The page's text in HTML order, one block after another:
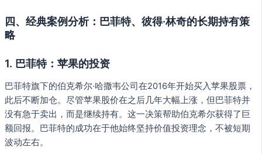
四、经典案例分析：巴菲特、彼得·林奇的长期持有策
略
1. 巴菲特：苹果的投资
巴菲特旗下的伯克希尔·哈撒韦公司在2016年开始买入苹果股票，
此后不断加仓。尽管苹果股价在之后几年大幅上涨，但巴菲特并
没有急于卖出，而是继续持有。这一决策帮助伯克希尔获得了巨
额回报。巴菲特的成功在于他始终坚持价值投资理念，不被短期
波动左右。